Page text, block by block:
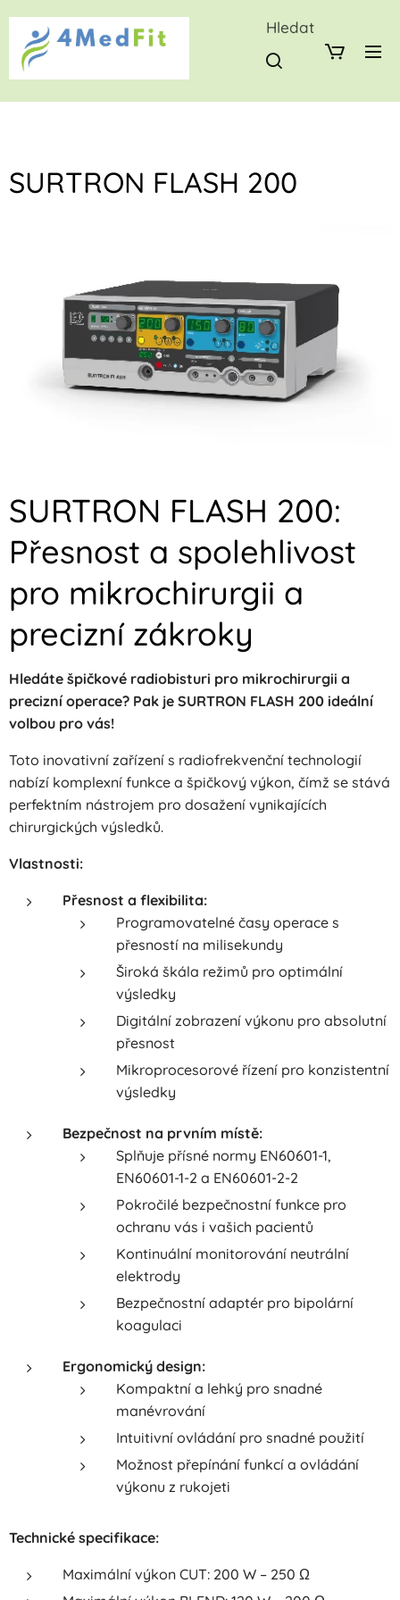
Hledat
SURTRON FLASH 200
SURTRON FLASH 200:
Přesnost a spolehlivost
pro mikrochirurgii a
precizní zákroky
Hledáte špičkové radiobisturi pro mikrochirurgii a
precizní operace? Pak je SURTRON FLASH 200 ideální
volbou pro vás!
Toto inovativní zařízení s radiofrekvenční technologií
nabízí komplexní funkce a špičkový výkon, čímž se stává
perfektním nástrojem pro dosažení vynikajících
chirurgických výsledků.
Vlastnosti:
Přesnost a flexibilita:
Programovatelné časy operace s
přesností na milisekundy
Široká škála režimů pro optimální
výsledky
Digitální zobrazení výkonu pro absolutní
přesnost
Mikroprocesorové řízení pro konzistentní
výsledky
Bezpečnost na prvním místě:
Splňuje přísné normy EN60601-1,
EN60601-1-2 a EN60601-2-2
Pokročilé bezpečnostní funkce pro
ochranu vás i vašich pacientů
Kontinuální monitorování neutrální
elektrody
Bezpečnostní adaptér pro bipolární
koagulaci
Ergonomický design:
Kompaktní a lehký pro snadné
manévrování
Intuitivní ovládání pro snadné použití
Možnost přepínání funkcí a ovládání
výkonu z rukojeti
Technické specifikace:
Maximální výkon CUT: 200 W – 250 Ω